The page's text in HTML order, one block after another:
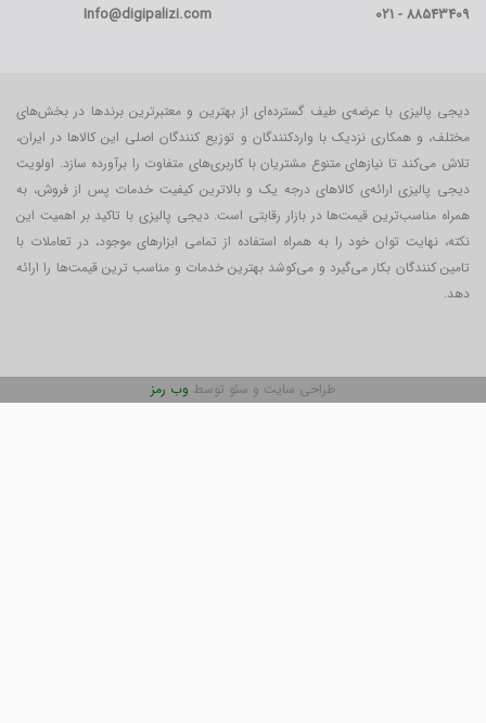
88543409 - 021
Info@digipalizi.com
دیجی پالیزی با عرضه‌ی طیف گسترده‌ای از بهترین و معتبرترین برندها در بخش‌های
مختلف، و همکاری نزدیک با واردکنندگان و توزیع کنندگان اصلی این کالاها در ایران،
تلاش می‌کند تا نیازهای متنوع مشتریان با کاربری‌‌های متفاوت را برآورده سازد. اولویت
دیجی پالیزی ارائه‌ی کالاهای درجه یک و بالاترین کیفیت خدمات پس از فروش، به
همراه مناسب‌ترین قیمت‌ها در بازار رقابتی است. دیجی پالیزی با تاکید بر اهمیت این
نکته، نهایت توان خود را به همراه استفاده از تمامی ابزارهای موجود، در تعاملات با
تامین کنندگان بکار می‎‌گیرد و می‌کوشد بهترین خدمات و مناسب ترین قیمت‌ها را ارائه
دهد.
طراحی سایت و سئو توسط وب رمز